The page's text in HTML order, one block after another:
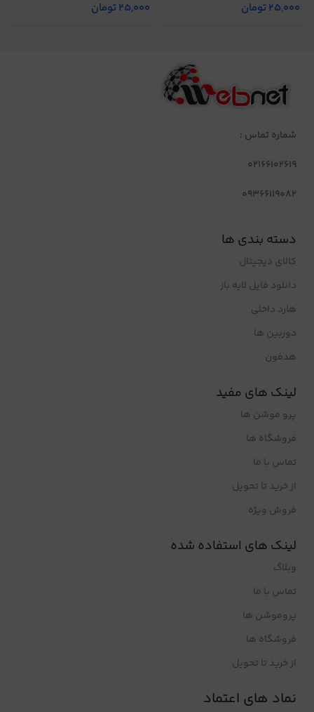
25,000تومان 25,000تومان
شماره تماس :
02166102619
09366119082
دسته بندی ها
کالای دیجیتال
دانلود فایل لایه باز
هارد داخلی
دوربین ها
هدفون
لینک های مفید
پرو موشن ها
فروشگاه ها
تماس با ما
از خرید تا تحویل
فروش ویژه
لینک های استفاده شده
وبلاگ
تماس با ما
پروموشن ها
فروشگاه ها
از خرید تا تحویل
نماد های اعتماد